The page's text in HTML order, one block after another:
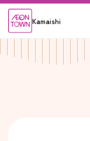
Kamaishi